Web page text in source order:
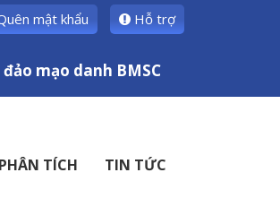
mật khẩu Hỗ trợ
mạo danh BMSC
TÍCH TIN TỨC